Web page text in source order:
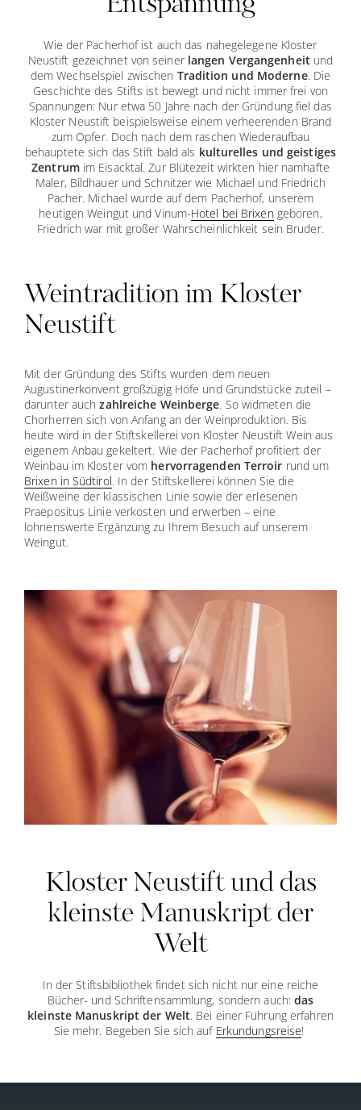
Entspannung
Wie der Pacherhof ist auch das nahegelegene Kloster
Neustift gezeichnet von seiner langen Vergangenheit und
dem Wechselspiel zwischen Tradition und Moderne. Die
Geschichte des Stifts ist bewegt und nicht immer frei von
Spannungen: Nur etwa 50 Jahre nach der Gründung fiel das
Kloster Neustift beispielsweise einem verheerenden Brand
zum Opfer. Doch nach dem raschen Wiederaufbau
behauptete sich das Stift bald als kulturelles und geistiges
Zentrumim Eisacktal. Zur Blütezeit wirkten hier namhafte
Maler, Bildhauer und Schnitzer wie Michael und Friedrich
Pacher. Michael wurde auf dem Pacherhof, unserem
heutigen Weingut und Vinum-Hotel bei Brixengeboren,
Friedrich war mit großer Wahrscheinlichkeit sein Bruder.
Weintradition im Kloster
Neustift
Mit der Gründung des Stifts wurden dem neuen
Augustinerkonvent großzügig Höfe und Grundstücke zuteil –
darunter auchzahlreiche Weinberge. So widmeten die
Chorherren sich von Anfang an der Weinproduktion. Bis
heute wird in der Stiftskellerei von Kloster Neustift Wein aus
eigenem Anbau gekeltert. Wie der Pacherhof profitiert der
Weinbau im Kloster vom hervorragenden Terroir rund um
Brixen in Südtirol. In der Stiftskellerei können Sie die
Weißweine der klassischen Linie sowie der erlesenen
Praepositus Linie verkosten und erwerben – eine
lohnenswerte Ergänzung zu Ihrem Besuch auf unserem
Weingut.
Kloster Neustift und das
kleinste Manuskript der
Welt
In der Stiftsbibliothek findet sich nicht nur eine reiche
Bücher- und Schriftensammlung, sondern auch:das
kleinste Manuskript der Welt. Bei einer Führung erfahren
Sie mehr. Begeben Sie sich auf Erkundungsreise!